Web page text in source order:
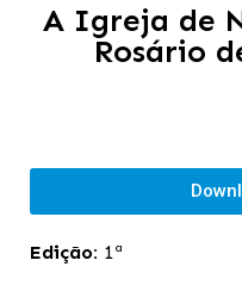
A Igreja de
Rosário
Edição: 1ª